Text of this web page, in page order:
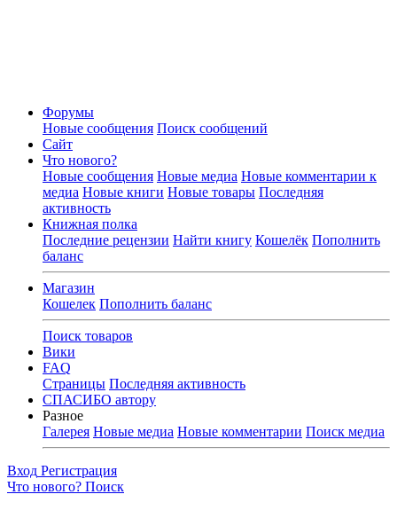
Форумы
Новые сообщения Поиск сообщений
Сайт
Что нового?
Новые сообщения Новые медиа Новые комментарии к
медиа Новые книги Новые товары Последняя
активность
Книжная полка
Последние рецензии Найти книгу Кошелёк Пополнить
баланс
Магазин
Кошелек Пополнить баланс
Поиск товаров
Вики
FAQ
Страницы Последняя активность
СПАСИБО автору
Разное
Галерея Новые медиа Новые комментарии Поиск медиа
Вход Регистрация
Что нового? Поиск